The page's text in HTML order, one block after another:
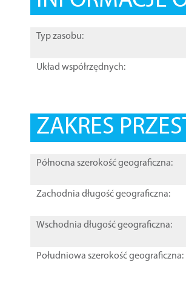
Typ zasobu:
Układ współrzędnych:
ZAKRES
Północna szerokość geograficzna:
Zachodnia długość geograficzna:
Wschodnia długość geograficzna:
Południowa szerokość geograficzna: